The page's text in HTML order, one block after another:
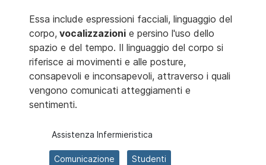
Essa include espressioni facciali, linguaggio del
corpo, vocalizzazioni e persino l'uso dello
spazio e del tempo. Il linguaggio del corpo si
riferisce ai movimenti e alle posture,
consapevoli e inconsapevoli, attraverso i quali
vengono comunicati atteggiamenti e
sentimenti.
Assistenza Infermieristica
Comunicazione Studenti